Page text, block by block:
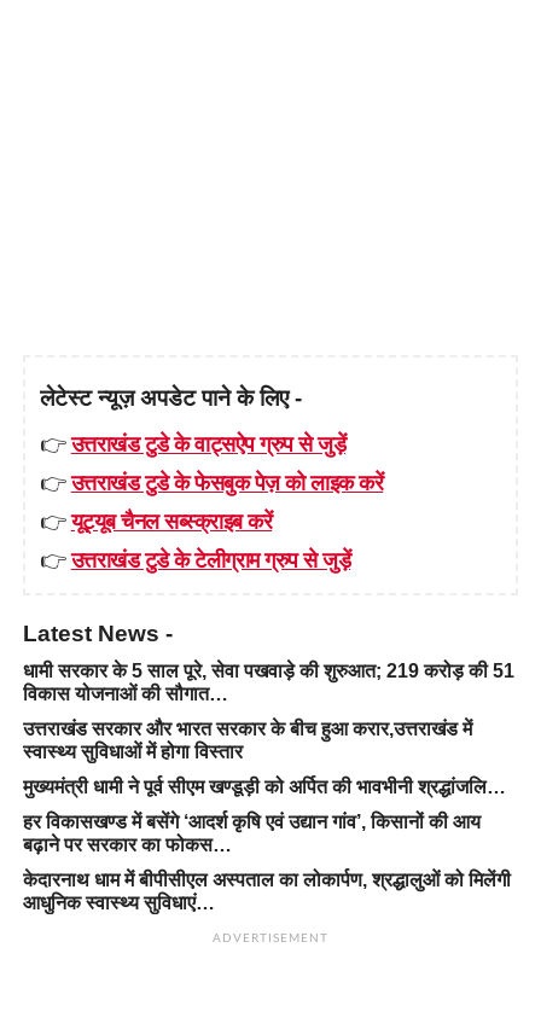
लेटेस्ट न्यूज़ अपडेट पाने के लिए -
👉उत्तराखंड टुडे के वाट्सऐप ग्रुप से जुड़ें
👉उत्तराखंड टुडे के फेसबुक पेज़ को लाइक करें
👉यूट्यूब चैनल सब्स्क्राइब करें
👉उत्तराखंड टुडे के टेलीग्राम ग्रुप से जुड़ें
Latest News -
धामी सरकार के 5 साल पूरे, सेवा पखवाड़े की शुरुआत; 219 करोड़ की 51
विकास योजनाओं की सौगात…
उत्तराखंड सरकार और भारत सरकार के बीच हुआ करार,उत्तराखंड में
स्वास्थ्य सुविधाओं में होगा विस्तार
मुख्यमंत्री धामी ने पूर्व सीएम खण्डूड़ी को अर्पित की भावभीनी श्रद्धांजलि…
हर विकासखण्ड में बसेंगे ‘आदर्श कृषि एवं उद्यान गांव’, किसानों की आय
बढ़ाने पर सरकार का फोकस…
केदारनाथ धाम में बीपीसीएल अस्पताल का लोकार्पण, श्रद्धालुओं को मिलेंगी
आधुनिक स्वास्थ्य सुविधाएं…
ADVERTISEMENT